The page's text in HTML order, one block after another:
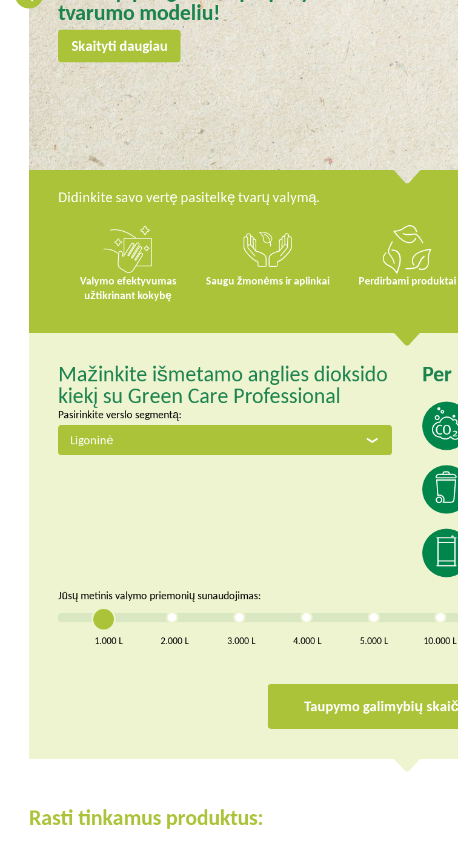
tvarumo modeliu!
Skaityti daugiau
Didinkite savo vertę pasitelkę tvarų valymą.
Valymo efektyvumas
užtikrinant kokybę
Saugu žmonėms ir aplinkai Perdirbami produktai
Mažinkite išmetamo anglies dioksido
kiekį su Green Care Professional
Pasirinkite verslo segmentą:
Jūsų metinis valymo priemonių sunaudojimas:
1.000 L 2.000 L 3.000 L 4.000 L 5.000 L 10.000 L
Taupymo galimybių
Rasti tinkamus produktus: